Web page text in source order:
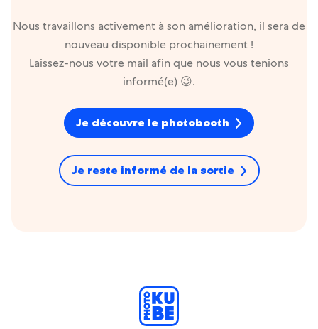
📸Josepho Live
Photoflyer
NOUVEAU
Josepho Events
Mon compte
Nous travaillons activement à son amélioration, il sera de
nouveau disponible prochainement !
Laissez-nous votre mail afin que nous vous tenions
informé(e) 😉.
Je découvre le photobooth
Je reste informé de la sortie